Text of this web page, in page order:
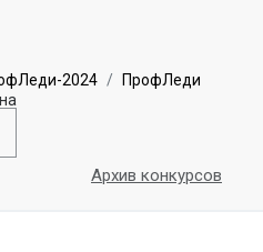
2024
ПрофЛеди
Архив конкурсов